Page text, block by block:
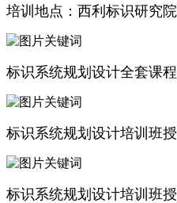
培训地点：西利标识研究院
标识系统规划设计全套课程
标识系统规划设计培训班
标识系统规划设计培训班